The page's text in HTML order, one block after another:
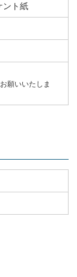
ント紙
願いいたしま